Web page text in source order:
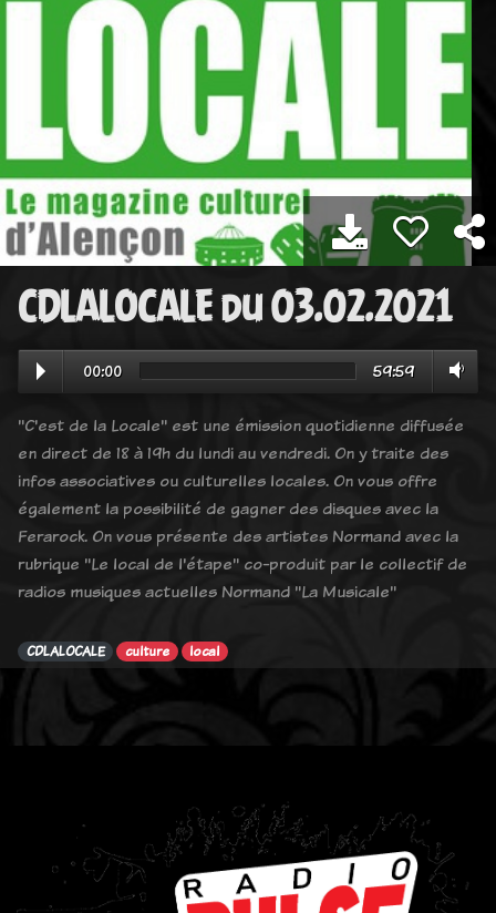
CDLALOCALE du 03.02.2021
00:00 59:59
"C'est de la Locale" est une émission quotidienne diffusée
en direct de 18 à 19h du lundi au vendredi. On y traite des
infos associatives ou culturelles locales. On vous offre
également la possibilité de gagner des disques avec la
Ferarock. On vous présente des artistes Normand avec la
rubrique "Le local de l'étape" co-produit par le collectif de
radios musiques actuelles Normand "La Musicale"
CDLALOCALE culture local